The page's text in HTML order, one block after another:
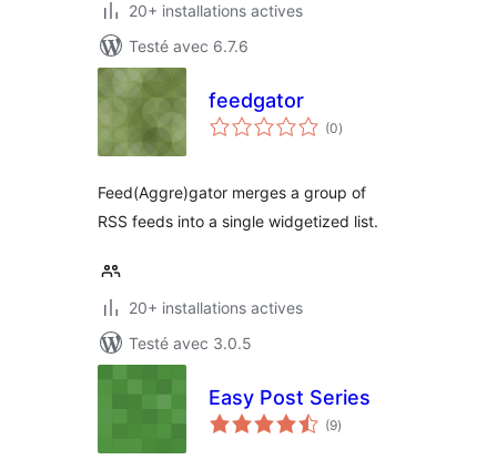
20+ installations actives
Testé avec 6.7.6
feedgator
(0notes
en
)
Feed(Aggre)gator merges a group of
RSS feeds into a single widgetized list.
20+ installations actives
Testé avec 3.0.5
Easy Post Series
(9notes
en
)